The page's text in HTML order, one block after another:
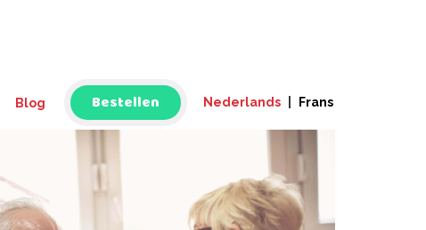
Blog Bestellen Nederlands Frans